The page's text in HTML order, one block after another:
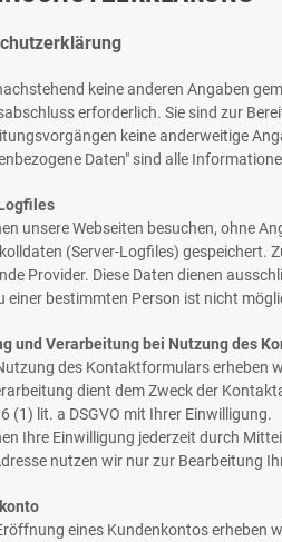
keine anderen Angaben
erforderlich. Sie sind zur
keine anderweitige
Daten" sind alle
unsere Webseiten besuchen, ohne
(Server-Logfiles) gespeichert.
Provider. Diese Daten dienen
einer bestimmten Person ist nicht
und Verarbeitung bei Nutzung des
des Kontaktformulars erheben
dient dem Zweck der
(1) lit. a DSGVO mit Ihrer Einwilligung.
Ihre Einwilligung jederzeit durch
nutzen wir nur zur Bearbeitung
eines Kundenkontos erheben